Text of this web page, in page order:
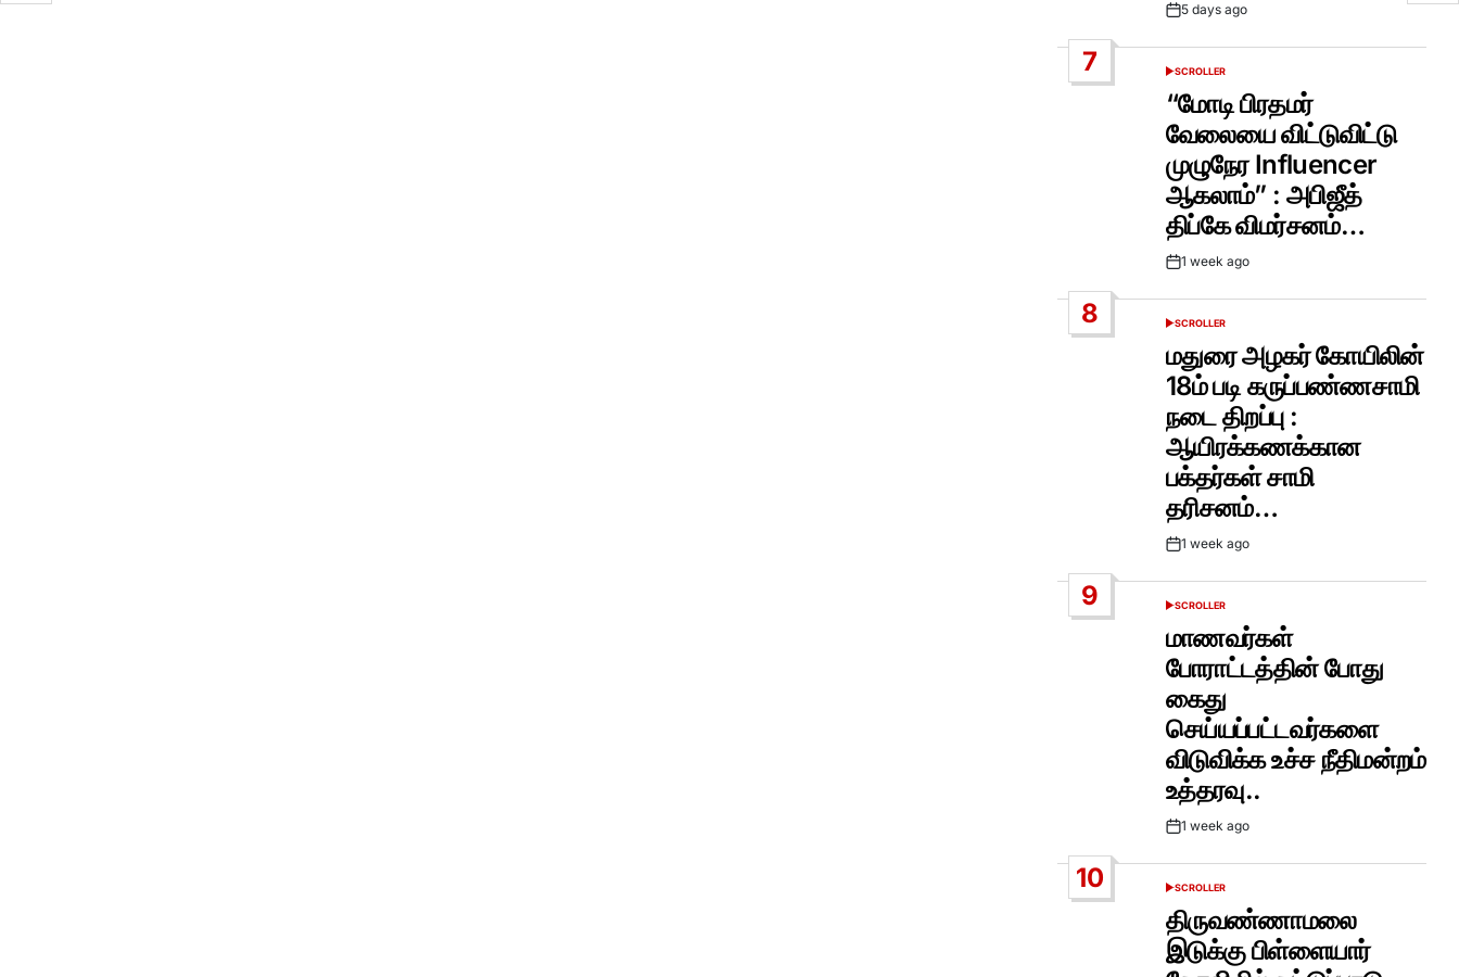
Post5 days ago
7
POSTED
SCROLLER
“மோடி பிரதமர்
வேலையை விட்டுவிட்டு
முழுநேர Influencer
ஆகலாம்” : அபிஜீத்
திப்கே விமர்சனம்…
Post1 week ago
8
POSTED
SCROLLER
மதுரை அழகர் கோயிலின்
18ம் படி கருப்பண்ணசாமி
நடை திறப்பு :
ஆயிரக்கணக்கான
பக்தர்கள் சாமி
தரிசனம்…
Post1 week ago
9
POSTED
SCROLLER
மாணவர்கள்
போராட்டத்தின் போது
கைது
செய்யப்பட்டவர்களை
விடுவிக்க உச்ச நீதிமன்றம்
உத்தரவு..
Post1 week ago
10
POSTED
SCROLLER
திருவண்ணாமலை
இடுக்கு பிள்ளையார்